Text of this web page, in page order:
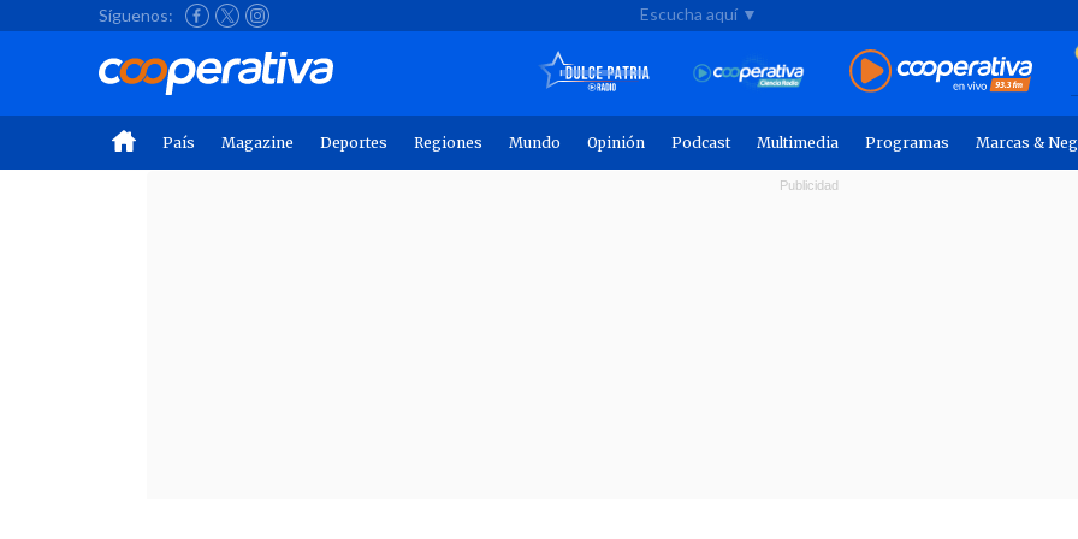
Síguenos: Escucha aquí ▼
País Magazine Deportes Regiones Mundo Opinión Podcast Multimedia Programas Marcas &